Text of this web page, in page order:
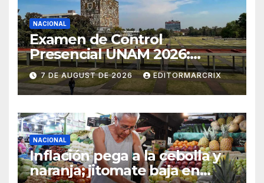
NACIONAL
Examen de Control
Presencial UNAM 2026:
aspirantes ya pueden
consultar fecha, sede y
horario
7 DE AUGUST DE 2026 EDITORMARCRIX
NACIONAL
Inflación pega a la cebolla y
naranja; jitomate baja en